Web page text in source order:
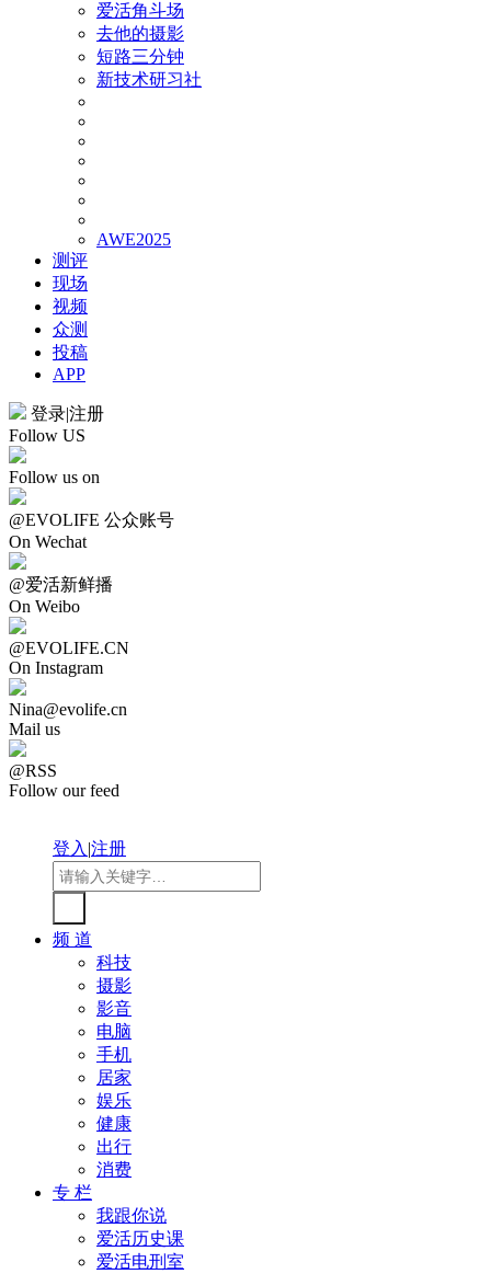
爱活角斗场
去他的摄影
短路三分钟
新技术研习社
AWE2025
测评
现场
视频
众测
投稿
APP
登录|注册
Follow US
Follow us on
@EVOLIFE 公众账号
On Wechat
@爱活新鲜播
On Weibo
@EVOLIFE.CN
On Instagram
Nina@evolife.cn
Mail us
@RSS
Follow our feed
登入|注册
频 道
科技
摄影
影音
电脑
手机
居家
娱乐
健康
出行
消费
专 栏
我跟你说
爱活历史课
爱活电刑室